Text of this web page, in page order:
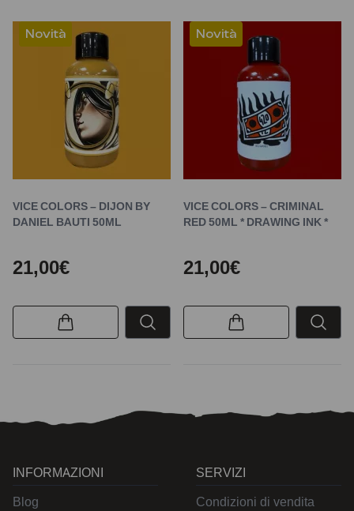
Novità
VICE COLORS – DIJON BY
DANIEL BAUTI 50ML
21,00€
Novità
VICE COLORS – CRIMINAL
RED 50ML * DRAWING INK *
21,00€
INFORMAZIONI
Blog
SERVIZI
Condizioni di vendita